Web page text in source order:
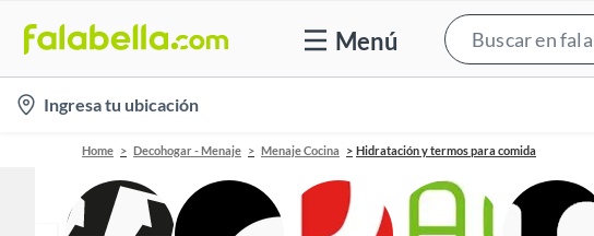
Menú
location-
icon
Ingresa tu ubicación
Home Decohogar - Menaje Menaje Cocina Hidratación y termos para comida